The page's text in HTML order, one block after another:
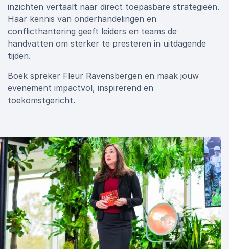
inzichten vertaalt naar direct toepasbare strategieën.
Haar kennis van onderhandelingen en
conflicthantering geeft leiders en teams de
handvatten om sterker te presteren in uitdagende
tijden.
Boek spreker Fleur Ravensbergen en maak jouw
evenement impactvol, inspirerend en
toekomstgericht.